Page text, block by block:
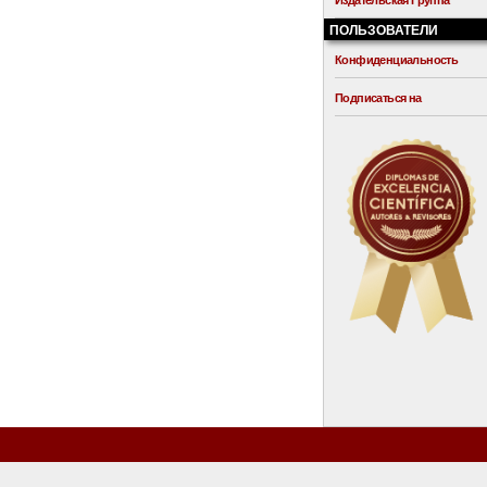
ПОЛЬЗОВАТЕЛИ
Конфиденциальность
Подписаться на